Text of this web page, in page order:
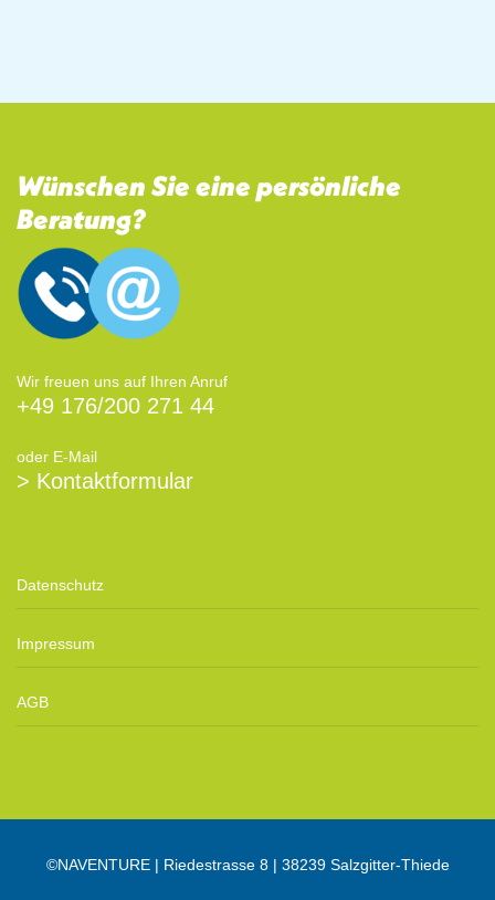
Wünschen Sie eine persönliche
Beratung?
Wir freuen uns auf Ihren Anruf
+49 176/200 271 44
oder E-Mail
> Kontaktformular
Datenschutz
Impressum
AGB
©NAVENTURE | Riedestrasse 8 | 38239 Salzgitter-Thiede